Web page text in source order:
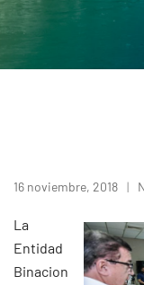
16 noviembre, 2018
La
Entidad
Binacion